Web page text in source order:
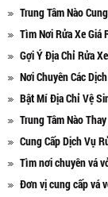
Trung Tâm Nào
Tìm Nơi Rửa Xe Giá
Gợi Ý Địa Chỉ Rửa
Nơi Chuyên Các
Bật Mí Địa Chỉ Vệ
Trung Tâm Nào
Cung Cấp Dịch Vụ
Tìm nơi chuyên vá
Đơn vị cung cấp vá